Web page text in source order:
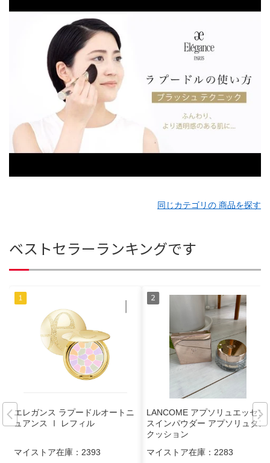
同じカテゴリの 商品を探す
ベストセラーランキングです
エレガンス ラプードルオートニ
ュアンス Ⅰ レフィル
マイストア在庫： 2393
LANCOME アプソリュエッセン
スインパウダー アプソリュタン
クッション
マイストア在庫： 2283